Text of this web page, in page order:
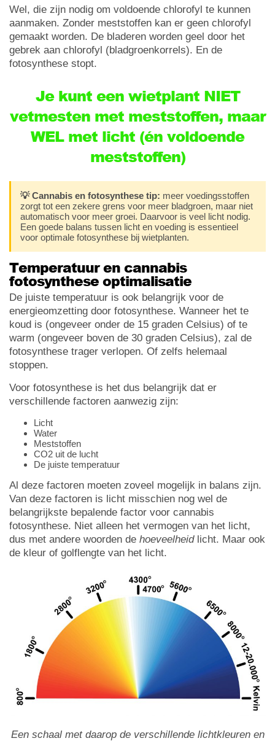
Wel, die zijn nodig om voldoende chlorofyl te kunnen
aanmaken. Zonder meststoffen kan er geen chlorofyl
gemaakt worden. De bladeren worden geel door het
gebrek aan chlorofyl (bladgroenkorrels). En de
fotosynthese stopt.
Je kunt een wietplant NIET
vetmesten met meststoffen, maar
WEL met licht (én voldoende
meststoffen)
💡 Cannabis en fotosynthese tip: meer voedingsstoffen
zorgt tot een zekere grens voor meer bladgroen, maar niet
automatisch voor meer groei. Daarvoor is veel licht nodig.
Een goede balans tussen licht en voeding is essentieel
voor optimale fotosynthese bij wietplanten.
Temperatuur en cannabis
fotosynthese optimalisatie
De juiste temperatuur is ook belangrijk voor de
energieomzetting door fotosynthese. Wanneer het te
koud is (ongeveer onder de 15 graden Celsius) of te
warm (ongeveer boven de 30 graden Celsius), zal de
fotosynthese trager verlopen. Of zelfs helemaal
stoppen.
Voor fotosynthese is het dus belangrijk dat er
verschillende factoren aanwezig zijn:
Licht
Water
Meststoffen
CO2 uit de lucht
De juiste temperatuur
Al deze factoren moeten zoveel mogelijk in balans zijn.
Van deze factoren is licht misschien nog wel de
belangrijkste bepalende factor voor cannabis
fotosynthese. Niet alleen het vermogen van het licht,
dus met andere woorden de hoeveelheidlicht. Maar ook
de kleur of golflengte van het licht.
Een schaal met daarop de verschillende lichtkleuren en